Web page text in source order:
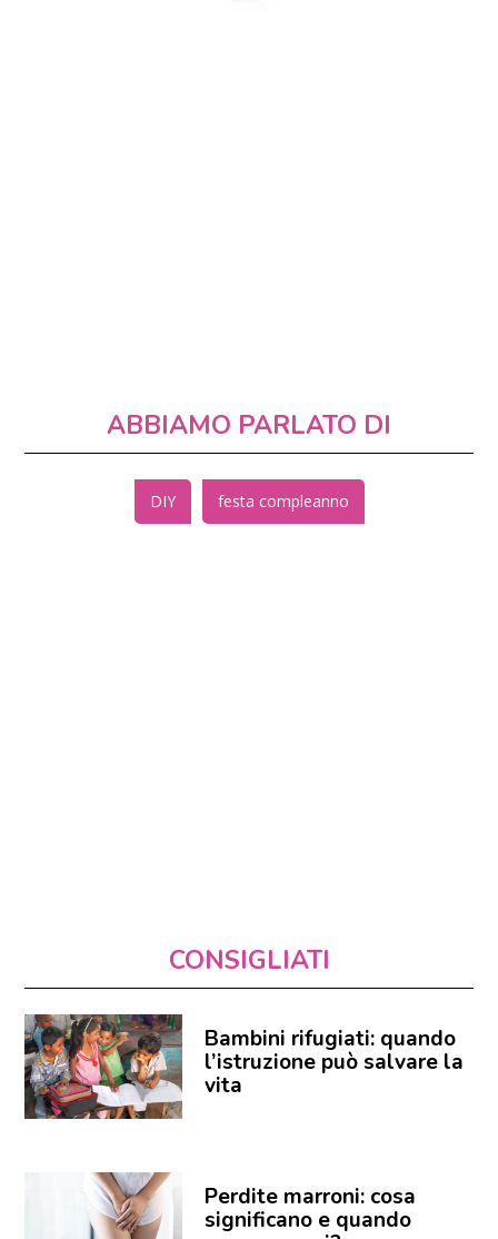
ABBIAMO PARLATO DI
DIY festa compleanno
CONSIGLIATI
Bambini rifugiati: quando
l’istruzione può salvare la
vita
Perdite marroni: cosa
significano e quando